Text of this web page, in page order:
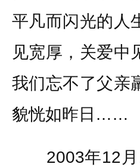
平凡而闪光的人
见宽厚，关爱中
我们忘不了父亲
貌恍如昨日……
2003年12月